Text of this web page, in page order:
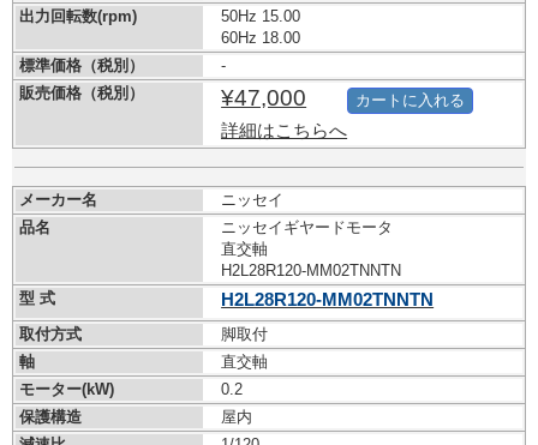
出力回転数(rpm)
50Hz 15.00
60Hz 18.00
標準価格（税別）
-
販売価格（税別）
¥47,000
詳細はこちらへ
カートに入れる
メーカー名
ニッセイ
品名
ニッセイギヤードモータ
直交軸
H2L28R120-MM02TNNTN
型 式
H2L28R120-MM02TNNTN
取付方式
脚取付
軸
直交軸
モーター(kW)
0.2
保護構造
屋内